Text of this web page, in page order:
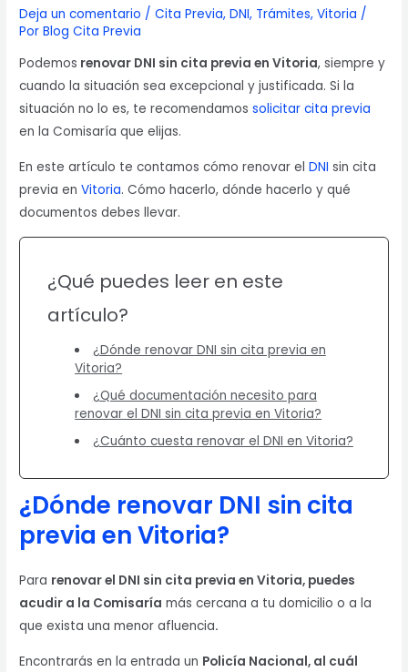
Deja un comentario /Cita Previa,DNI, Trámites,Vitoria /
PorBlog Cita Previa
Podemos renovar DNI sin cita previa en Vitoria, siempre y
cuando la situación sea excepcional y justificada. Si la
situación no lo es, te recomendamossolicitar cita previa
en la Comisaría que elijas.
En este artículo te contamos cómo renovar elDNIsin cita
previa enVitoria. Cómo hacerlo, dónde hacerlo y qué
documentos debes llevar.
¿Qué puedes leer en este
artículo?
¿Dónde renovar DNI sin cita previa en
Vitoria?
¿Qué documentación necesito para
renovar el DNI sin cita previa en Vitoria?
¿Cuánto cuesta renovar el DNI en Vitoria?
¿Dónde renovar DNI sin cita
previa en Vitoria?
Para renovar el DNI sin cita previa en Vitoria, puedes
acudir a la Comisaría más cercana a tu domicilio o a la
que exista una menor afluencia.
Encontrarás en la entrada un Policía Nacional, al cuál